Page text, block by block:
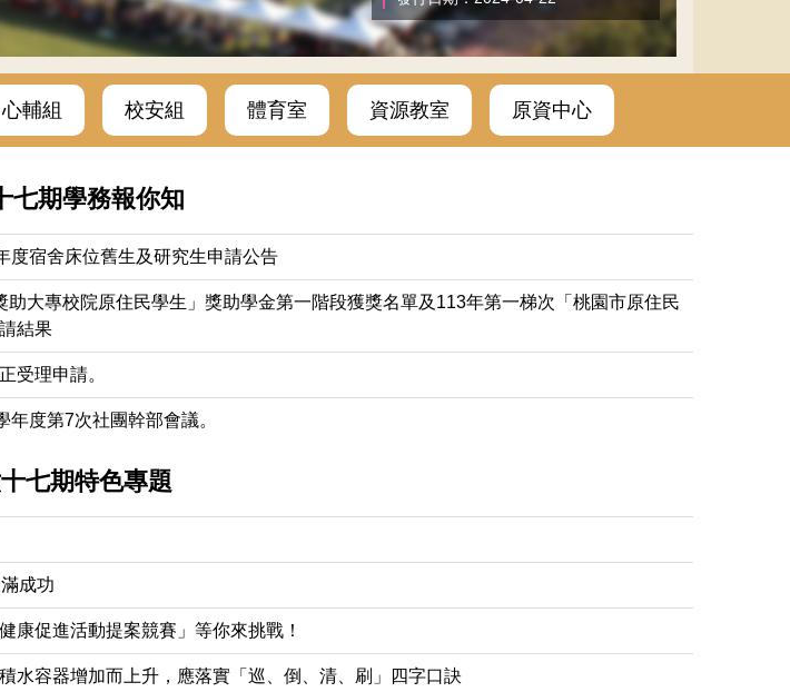
心輔組 校安組 體育室 資源教室 原資中心
七期學務報你知
度宿舍床位舊生及研究生申請公告
助大專校院原住民學生」獎助學金第一階段獲獎名單及113年第一梯次「桃園市原住民
結果
受理申請。
年度第7次社團幹部會議。
七期特色專題
成功
康促進活動提案競賽」等你來挑戰！
水容器增加而上升，應落實「巡、倒、清、刷」四字口訣